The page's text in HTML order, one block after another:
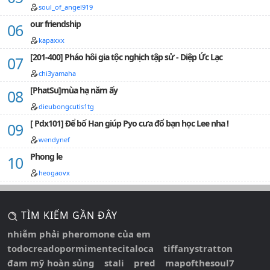
soul_of_angel919
our friendship
kapaxxx
[201-400] Pháo hôi gia tộc nghịch tập sử - Diệp Ức Lạc
chi3yamaha
[PhatSu]mùa hạ năm ấy
dieubongcutis1tg
[ Pdx101] Để bố Han giúp Pyo cưa đổ bạn học Lee nha !
wendynef
Phong le
heogaovx
TÌM KIẾM GẦN ĐÂY
nhiễm phải pheromone của em
todocreadopormimentecitaloca
tiffanystratton
đam mỹ hoàn sủng
stali pred mapofthesoul7